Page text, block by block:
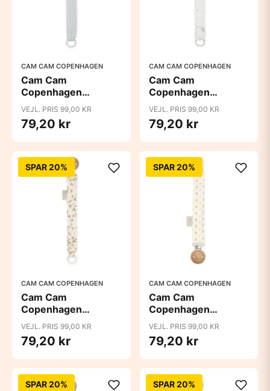
CAM CAM COPENHAGEN
Cam Cam
Copenhagen
Suttesnor - GOTS -
Classic Stripes Blue
VEJL. PRIS 99,00 KR
79,20 kr
CAM CAM COPENHAGEN
Cam Cam
Copenhagen
Suttesnor - GOTS -
Dreamland
VEJL. PRIS 99,00 KR
79,20 kr
SPAR 20%
CAM CAM COPENHAGEN
Cam Cam
Copenhagen
Suttesnor - OCS -
Lierre
VEJL. PRIS 99,00 KR
79,20 kr
SPAR 20%
CAM CAM COPENHAGEN
Cam Cam
Copenhagen
Suttesnor - OCS -
Rowan
VEJL. PRIS 99,00 KR
79,20 kr
SPAR 20% SPAR 20%